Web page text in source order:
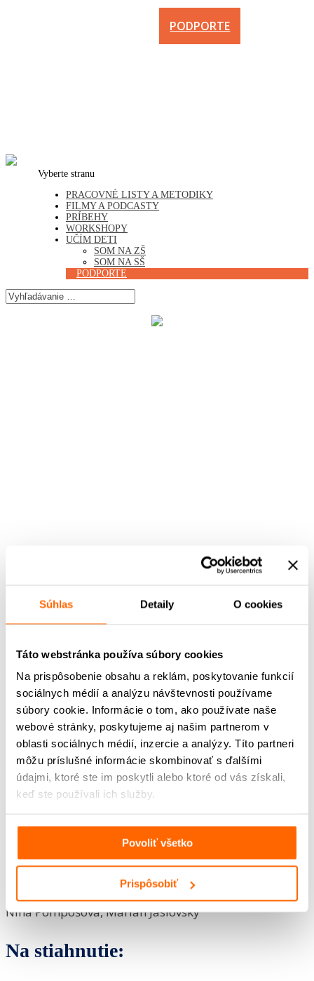
Súhlas Detaily O cookies
Táto webstránka používa súbory cookies
Na prispôsobenie obsahu a reklám, poskytovanie funkcií
sociálnych médií a analýzu návštevnosti používame
súbory cookie. Informácie o tom, ako používate naše
webové stránky, poskytujeme aj našim partnerom v
oblasti sociálnych médií, inzercie a analýzy. Títo partneri
môžu príslušné informácie skombinovať s ďalšími
údajmi, ktoré ste im poskytli alebo ktoré od vás získali,
keď ste používali ich služby.
Povoliť všetko
Prispôsobiť
Vyberte stranu
PRACOVNÉ LISTY A METODIKY
FILMY A PODCASTY
PRÍBEHY
WORKSHOPY
UČÍM DETI
SOM NA ZŠ
SOM NA SŠ
PODPORTE
PODPORTE
Ladislav Szalay
(*1929)
2. svetová vojna, normalizácia
Autor/ka metodického listu
Petra Chovancová
Autor/ka pracovných listov
Editor/ka
Grafický dizajn
Autorský tím – podcast
Nina Pompošová, Marián Jaslovský
Na stiahnutie: